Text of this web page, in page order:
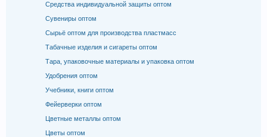
Средства индивидуальной защиты оптом
Сувениры оптом
Сырьё оптом для производства пластмасс
Табачные изделия и сигареты оптом
Тара, упаковочные материалы и упаковка оптом
Удобрения оптом
Учебники, книги оптом
Фейерверки оптом
Цветные металлы оптом
Цветы оптом